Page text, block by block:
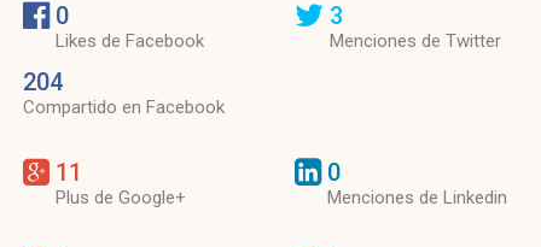
0
Likes de Facebook
204
Compartido en Facebook
3
Menciones de Twitter
11
Plus de Google+
0
Menciones de Linkedin